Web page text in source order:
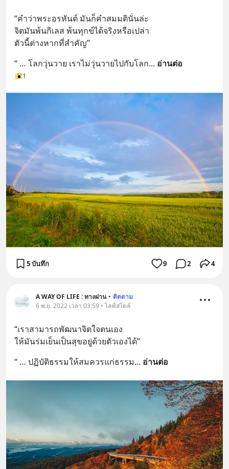
“คำว่าพระอรหันต์ มันก็คำสมมตินั่นล่ะ
จิตมันพ้นกิเลส พ้นทุกข์ได้จริงหรือเปล่า
ตัวนี้ต่างหากที่สำคัญ”
“ … โลกวุ่นวาย เราไม่วุ่นวายไปกับโลก... อ่านต่อ
1
5 บันทึก 9 2 4
A WAY OF LIFE : ทางผ่าน • ติดตาม
6 พ.ย. 2022 เวลา 03:59 • ไลฟ์สไตล์
“เราสามารถพัฒนาจิตใจตนเอง
ให้มันร่มเย็นเป็นสุขอยู่ด้วยตัวเองได้”
“ … ปฏิบัติธรรมให้สมควรแก่ธรรม... อ่านต่อ